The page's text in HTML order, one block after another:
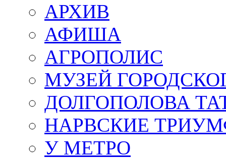
АРХИВ
АФИША
АГРОПОЛИС
МУЗЕЙ
ДОЛГОПОЛОВА
НАРВСКИЕ
У МЕТРО